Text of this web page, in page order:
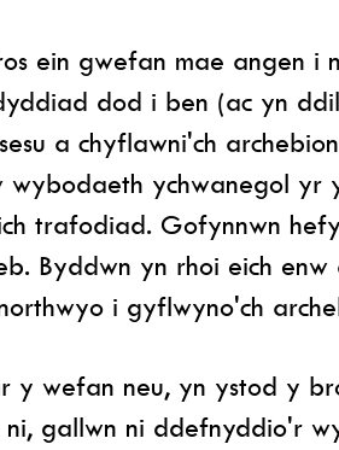
ein gwefan mae angen
dod i ben (ac yn
a chyflawni'ch
ychwanegol
trafodiad. Gofynnwn
Byddwn yn rhoi eich
i gyflwyno'ch
y wefan neu, yn ystod y
gallwn ni ddefnyddio'r